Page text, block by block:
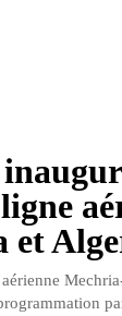
et